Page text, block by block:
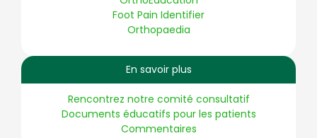
Foot Pain Identifier
Orthopaedia
En savoir plus
Rencontrez notre comité consultatif
Documents éducatifs pour les patients
Commentaires